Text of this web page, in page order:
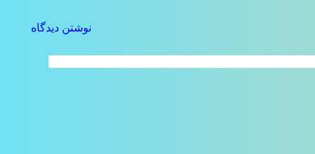
نوشتن دیدگاه